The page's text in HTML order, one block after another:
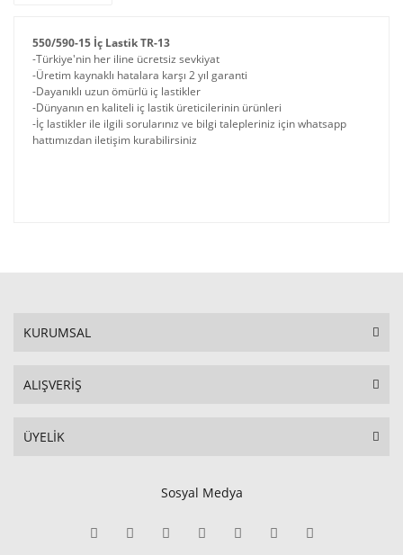
550/590-15 İç Lastik TR-13
-Türkiye'nin her iline ücretsiz sevkiyat
-Üretim kaynaklı hatalara karşı 2 yıl garanti
-Dayanıklı uzun ömürlü iç lastikler
-Dünyanın en kaliteli iç lastik üreticilerinin ürünleri
-İç lastikler ile ilgili sorularınız ve bilgi talepleriniz için whatsapp
hattımızdan iletişim kurabilirsiniz
KURUMSAL
ALIŞVERİŞ
ÜYELİK
Sosyal Medya